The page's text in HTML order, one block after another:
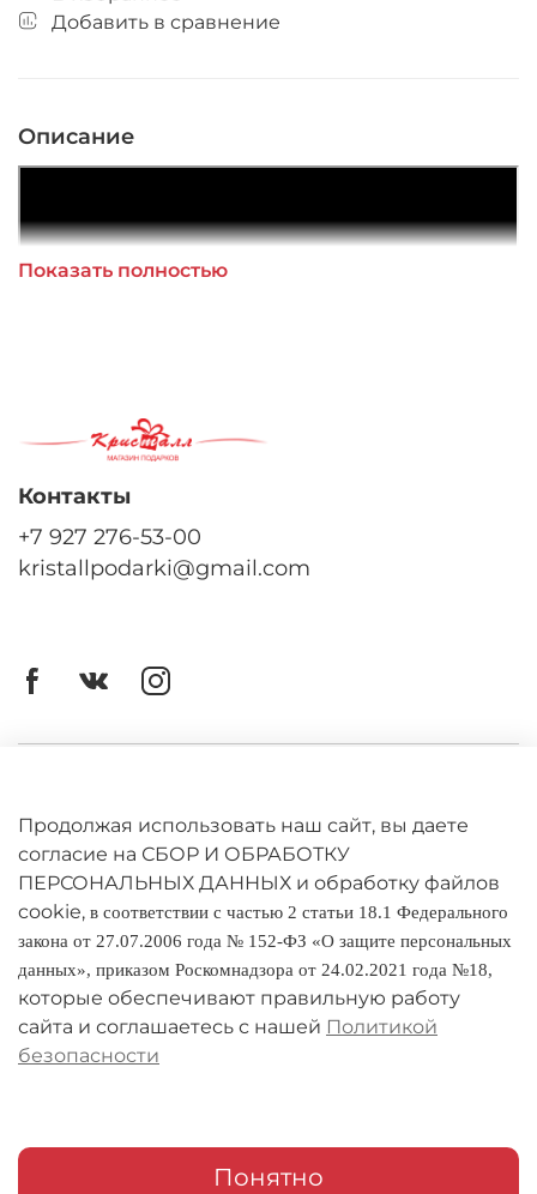
Добавить в сравнение
Описание
Показать полностью
Оферта
Политика конфиденциальности
Оплата и доставка
Условия обмена и возврата
Реквизиты
Контакты
+7 927 276-53-00
kristallpodarki@gmail.com
Продолжая использовать наш сайт, вы даете
согласие на СБОР И ОБРАБОТКУ
ПЕРСОНАЛЬНЫХ ДАННЫХ и обработку файлов
cookie, в соответствии с частью 2 статьи 18.1 Федерального
закона от 27.07.2006 года № 152-ФЗ «О защите персональных
данных», приказом Роскомнадзора от 24.02.2021 года №18,
которые обеспечивают правильную работу
сайта и соглашаетесь с нашей Политикой
безопасности
Понятно